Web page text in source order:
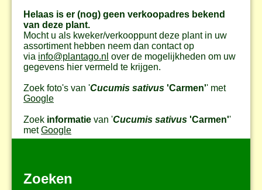
Helaas is er (nog) geen verkoopadres bekend
van deze plant.
Mocht u als kweker/verkooppunt deze plant in uw
assortiment hebben neem dan contact op
via info@plantago.nl over de mogelijkheden om uw
gegevens hier vermeld te krijgen.
Zoek foto's van 'Cucumis sativus 'Carmen'' met
Google
Zoek informatie van 'Cucumis sativus 'Carmen''
metGoogle
Zoeken